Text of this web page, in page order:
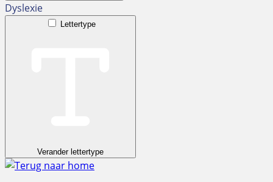
Dyslexie
Lettertype
Verander lettertype